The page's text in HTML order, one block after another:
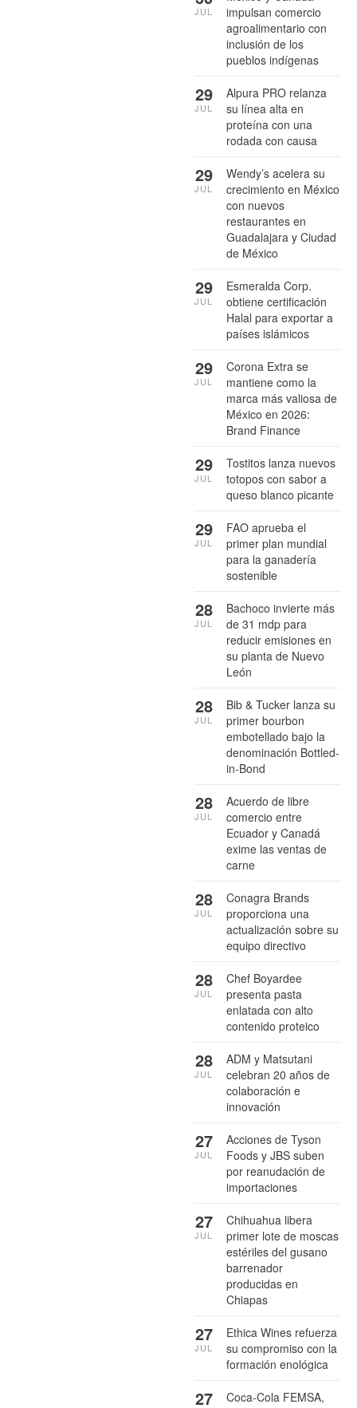
impulsan comercio
agroalimentario con
inclusión de los
pueblos indígenas
JUL
Alpura PRO relanza
su línea alta en
proteína con una
rodada con causa
29
JUL
Wendy’s acelera su
crecimiento en México
con nuevos
restaurantes en
Guadalajara y Ciudad
de México
29
JUL
Esmeralda Corp.
obtiene certificación
Halal para exportar a
países islámicos
29
JUL
Corona Extra se
mantiene como la
marca más valiosa de
México en 2026:
Brand Finance
29
JUL
Tostitos lanza nuevos
totopos con sabor a
queso blanco picante
29
JUL
FAO aprueba el
primer plan mundial
para la ganadería
sostenible
29
JUL
Bachoco invierte más
de 31 mdp para
reducir emisiones en
su planta de Nuevo
León
28
JUL
Bib & Tucker lanza su
primer bourbon
embotellado bajo la
denominación Bottled-
in-Bond
28
JUL
Acuerdo de libre
comercio entre
Ecuador y Canadá
exime las ventas de
carne
28
JUL
Conagra Brands
proporciona una
actualización sobre su
equipo directivo
28
JUL
Chef Boyardee
presenta pasta
enlatada con alto
contenido proteico
28
JUL
ADM y Matsutani
celebran 20 años de
colaboración e
innovación
28
JUL
Acciones de Tyson
Foods y JBS suben
por reanudación de
importaciones
27
JUL
Chihuahua libera
primer lote de moscas
estériles del gusano
barrenador
producidas en
Chiapas
27
JUL
Ethica Wines refuerza
su compromiso con la
formación enológica
27
JUL
Coca-Cola FEMSA,
27